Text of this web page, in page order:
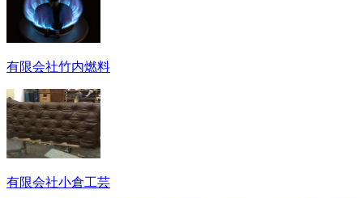
有限会社竹内燃料
有限会社小倉工芸